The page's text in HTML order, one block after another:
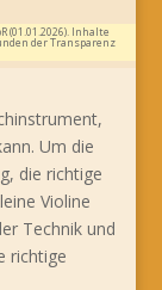
Inhalte
der Transparenz
Um die
die richtige
Violine
Technik und
richtige